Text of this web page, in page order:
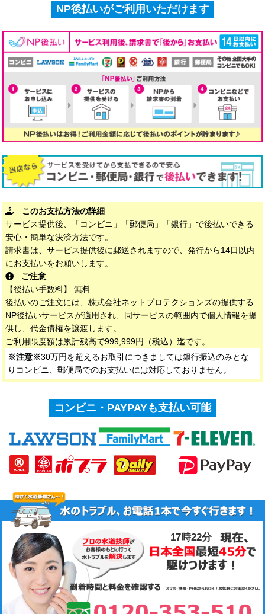
NP後払いがご利用いただけます
このお支払方法の詳細
サービス提供後、「コンビニ」「郵便局」「銀行」で後払いできる
安心・簡単な決済方法です。
請求書は、サービス提供後に郵送されますので、発行から14日以内
にお支払いをお願いします。
ご注意
【後払い手数料】 無料
後払いのご注文には、株式会社ネットプロテクションズの提供する
NP後払いサービスが適用され、同サービスの範囲内で個人情報を提
供し、代金債権を譲渡します。
ご利用限度額は累計残高で999,999円（税込）迄です。
※注意※30万円を超えるお取引につきましては銀行振込のみとな
りコンビニ、郵便局でのお支払いには対応しておりません。
コンビニ・PAYPAYも支払い可能
17時22分